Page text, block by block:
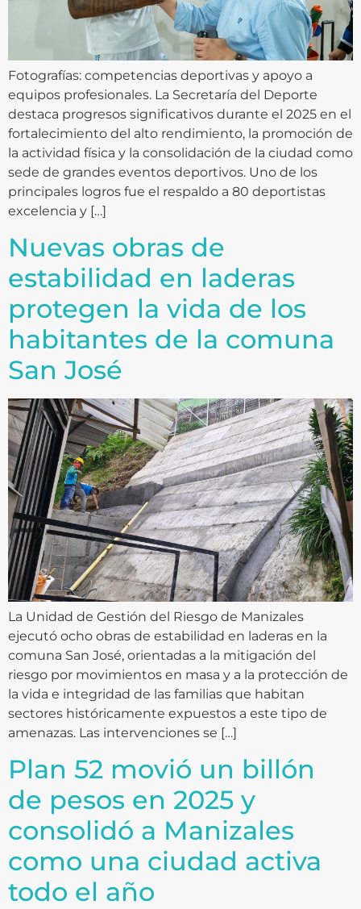
Fotografías: competencias deportivas y apoyo a
equipos profesionales. La Secretaría del Deporte
destaca progresos significativos durante el 2025 en el
fortalecimiento del alto rendimiento, la promoción de
la actividad física y la consolidación de la ciudad como
sede de grandes eventos deportivos. Uno de los
principales logros fue el respaldo a 80 deportistas
excelencia y […]
Nuevas obras de
estabilidad en laderas
protegen la vida de los
habitantes de la comuna
San José
La Unidad de Gestión del Riesgo de Manizales
ejecutó ocho obras de estabilidad en laderas en la
comuna San José, orientadas a la mitigación del
riesgo por movimientos en masa y a la protección de
la vida e integridad de las familias que habitan
sectores históricamente expuestos a este tipo de
amenazas. Las intervenciones se […]
Plan 52 movió un billón
de pesos en 2025 y
consolidó a Manizales
como una ciudad activa
todo el año